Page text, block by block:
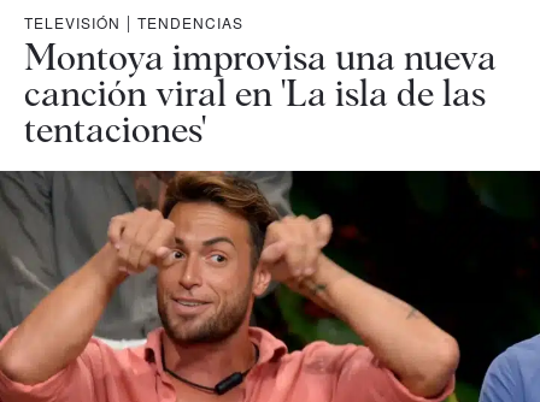
TELEVISIÓN | TENDENCIAS
Montoya improvisa una nueva
canción viral en 'La isla de las
tentaciones'